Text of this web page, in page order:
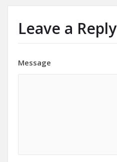
Leave a Reply
Message